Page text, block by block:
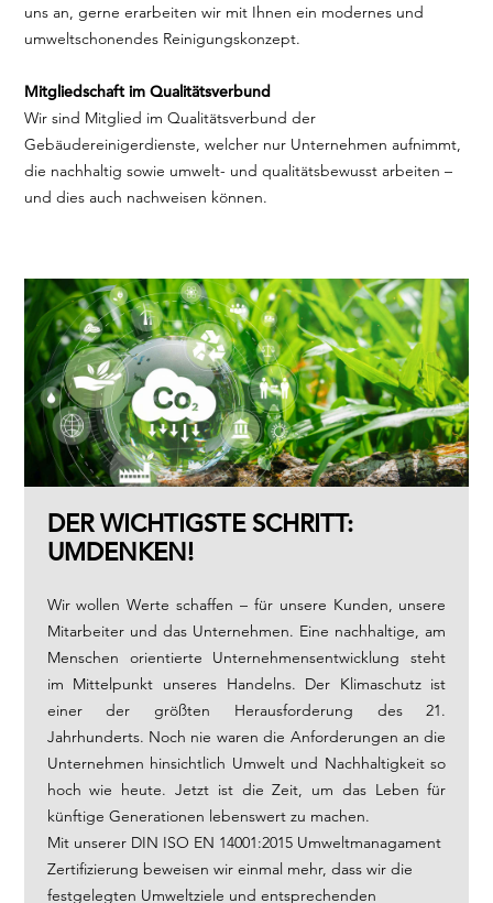
uns an, gerne erarbeiten wir mit Ihnen ein modernes und
umweltschonendes Reinigungskonzept.
Mitgliedschaft im Qualitätsverbund
Wir sind Mitglied im Qualitätsverbund der
Gebäudereinigerdienste, welcher nur Unternehmen aufnimmt,
die nachhaltig sowie umwelt- und qualitätsbewusst arbeiten –
und dies auch nachweisen können.
DER WICHTIGSTE SCHRITT:
UMDENKEN!
Wir wollen Werte schaffen – für unsere Kunden, unsere
Mitarbeiter und das Unternehmen. Eine nachhaltige, am
Menschen orientierte Unternehmensentwicklung steht
im Mittelpunkt unseres Handelns. Der Klimaschutz ist
einer der größten Herausforderung des 21.
Jahrhunderts. Noch nie waren die Anforderungen an die
Unternehmen hinsichtlich Umwelt und Nachhaltigkeit so
hoch wie heute. Jetzt ist die Zeit, um das Leben für
künftige Generationen lebenswert zu machen.
Mit unserer DIN ISO EN 14001:2015 Umweltmanagament
Zertifizierung beweisen wir einmal mehr, dass wir die
festgelegten Umweltziele und entsprechenden